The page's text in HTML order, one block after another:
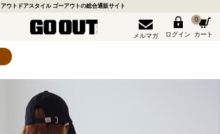
アウトドアスタイル ゴーアウトの総合通販サイト
メルマガ ログイン
0
カート